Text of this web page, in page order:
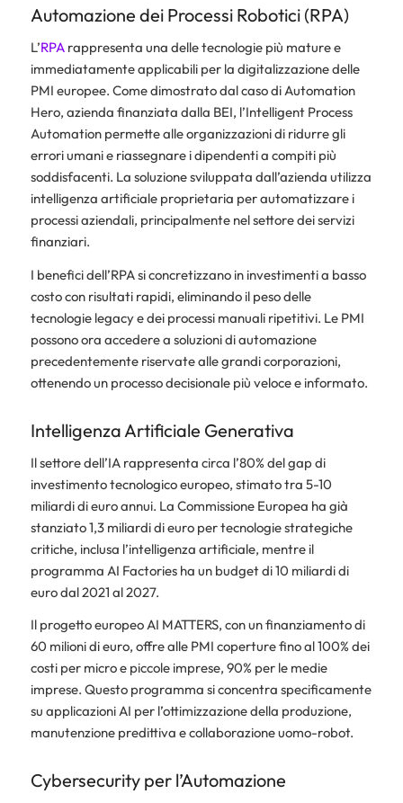
Automazione dei Processi Robotici (RPA)
L’RPArappresenta una delle tecnologie più mature e
immediatamente applicabili per la digitalizzazione delle
PMI europee. Come dimostrato dal caso di Automation
Hero, azienda finanziata dalla BEI, l’Intelligent Process
Automation permette alle organizzazioni di ridurre gli
errori umani e riassegnare i dipendenti a compiti più
soddisfacenti. La soluzione sviluppata dall’azienda utilizza
intelligenza artificiale proprietaria per automatizzare i
processi aziendali, principalmente nel settore dei servizi
finanziari.
I benefici dell’RPA si concretizzano in investimenti a basso
costo con risultati rapidi, eliminando il peso delle
tecnologie legacy e dei processi manuali ripetitivi. Le PMI
possono ora accedere a soluzioni di automazione
precedentemente riservate alle grandi corporazioni,
ottenendo un processo decisionale più veloce e informato.
Intelligenza Artificiale Generativa
Il settore dell’IA rappresenta circa l’80% del gap di
investimento tecnologico europeo, stimato tra 5-10
miliardi di euro annui. La Commissione Europea ha già
stanziato 1,3 miliardi di euro per tecnologie strategiche
critiche, inclusa l’intelligenza artificiale, mentre il
programma AI Factories ha un budget di 10 miliardi di
euro dal 2021 al 2027.
Il progetto europeo AI MATTERS, con un finanziamento di
60 milioni di euro, offre alle PMI coperture fino al 100% dei
costi per micro e piccole imprese, 90% per le medie
imprese. Questo programma si concentra specificamente
su applicazioni AI per l’ottimizzazione della produzione,
manutenzione predittiva e collaborazione uomo-robot.
Cybersecurity per l’Automazione